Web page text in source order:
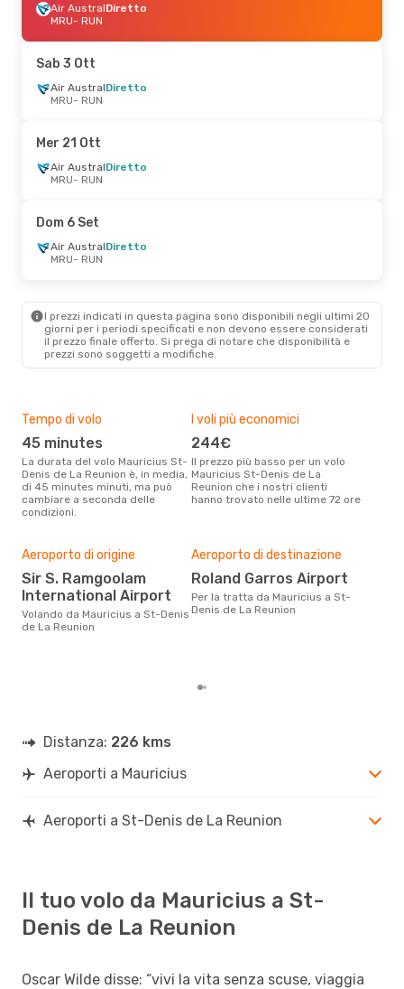
Air MauritiusDiretto
MRU- RUN
RUN- MRU
Gio 29 Ott- Gio 5 Nov
Air Austral
RUN - MRU
Air Mauritius
MRU- RUN
Air MauritiusDiretto
RUN - MRU
Lun 21 Set- Gio 24 Set
Air Mauritius Diretto
MRU - RUN
Air MauritiusDiretto
RUN- MRU
Air AustralDiretto
MRU- RUN
Sab 3 Ott
Air AustralDiretto
MRU- RUN
Mer 21 Ott
Air AustralDiretto
MRU- RUN
Dom 6 Set
Air AustralDiretto
MRU- RUN
I prezzi indicati in questa pagina sono disponibili negli ultimi 20
giorni per i periodi specificati e non devono essere considerati
il ​​prezzo finale offerto. Si prega di notare che disponibilità e
prezzi sono soggetti a modifiche.
Tempo di volo
45 minutes
La durata del volo Mauricius St-
Denis de La Reunion è, in media,
di 45 minutes minuti, ma può
cambiare a seconda delle
condizioni.
I voli più economici
244€
Il prezzo più basso per un volo
Mauricius St-Denis de La
Reunion che i nostri clienti
hanno trovato nelle ultime 72 ore
Aeroporto di origine
Sir S. Ramgoolam
International Airport
Volando da Mauricius a St-Denis
de La Reunion
Aeroporto di destinazione
Roland Garros Airport
Per la tratta da Mauricius a St-
Denis de La Reunion
Distanza: 226 kms
Aeroporti a Mauricius
Aeroporti a St-Denis de La Reunion
Il tuo volo da Mauricius a St-
Denis de La Reunion
Oscar Wilde disse: “vivi la vita senza scuse, viaggia